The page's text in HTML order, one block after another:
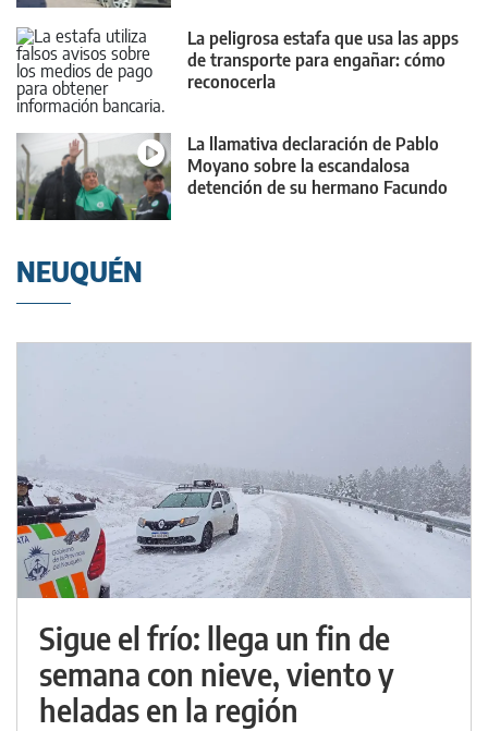
La peligrosa estafa que usa las apps
de transporte para engañar: cómo
reconocerla
La llamativa declaración de Pablo
Moyano sobre la escandalosa
detención de su hermano Facundo
NEUQUÉN
Sigue el frío: llega un fin de
semana con nieve, viento y
heladas en la región